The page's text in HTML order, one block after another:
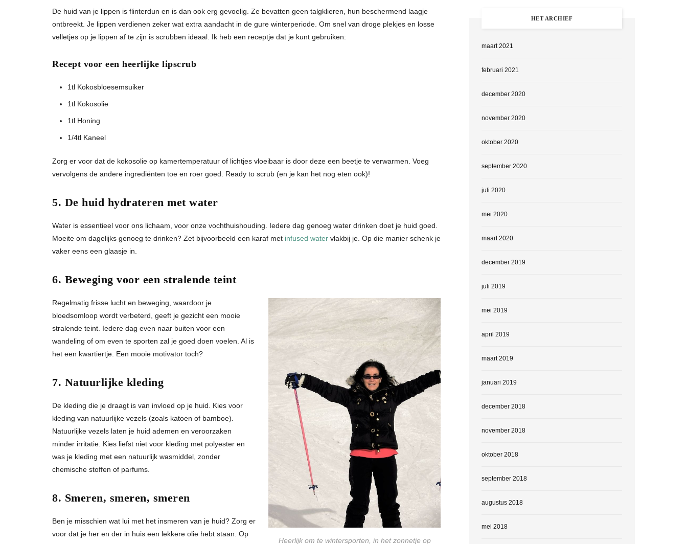
De huid van je lippen is flinterdun en is dan ook erg gevoelig. Ze bevatten geen talgklieren, hun beschermend laagje
ontbreekt. Je lippen verdienen zeker wat extra aandacht in de gure winterperiode. Om snel van droge plekjes en losse
velletjes op je lippen af te zijn is scrubben ideaal. Ik heb een receptje dat je kunt gebruiken:
Recept voor een heerlijke lipscrub
1tl Kokosbloesemsuiker
1tl Kokosolie
1tl Honing
1/4tl Kaneel
Zorg er voor dat de kokosolie op kamertemperatuur of lichtjes vloeibaar is door deze een beetje te verwarmen. Voeg
vervolgens de andere ingrediënten toe en roer goed. Ready to scrub (en je kan het nog eten ook)!
5. De huid hydrateren met water
Water is essentieel voor ons lichaam, voor onze vochthuishouding. Iedere dag genoeg water drinken doet je huid goed.
Moeite om dagelijks genoeg te drinken? Zet bijvoorbeeld een karaf met infused water vlakbij je. Op die manier schenk je
vaker eens een glaasje in.
6. Beweging voor een stralende teint
Heerlijk om te wintersporten, in het zonnetje op
Regelmatig frisse lucht en beweging, waardoor je
bloedsomloop wordt verbeterd, geeft je gezicht een mooie
stralende teint. Iedere dag even naar buiten voor een
wandeling of om even te sporten zal je goed doen voelen. Al is
het een kwartiertje. Een mooie motivator toch?
7. Natuurlijke kleding
De kleding die je draagt is van invloed op je huid. Kies voor
kleding van natuurlijke vezels (zoals katoen of bamboe).
Natuurlijke vezels laten je huid ademen en veroorzaken
minder irritatie. Kies liefst niet voor kleding met polyester en
was je kleding met een natuurlijk wasmiddel, zonder
chemische stoffen of parfums.
8. Smeren, smeren, smeren
Ben je misschien wat lui met het insmeren van je huid? Zorg er
voor dat je her en der in huis een lekkere olie hebt staan. Op
HET ARCHIEF
maart 2021
februari 2021
december 2020
november 2020
oktober 2020
september 2020
juli 2020
mei 2020
maart 2020
december 2019
juli 2019
mei 2019
april 2019
maart 2019
januari 2019
december 2018
november 2018
oktober 2018
september 2018
augustus 2018
mei 2018